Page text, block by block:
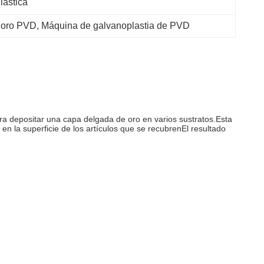
PVD, Máquina de galvanoplastia de PVD
depositar una capa delgada de oro en varios sustratos.Esta
la superficie de los artículos que se recubrenEl resultado